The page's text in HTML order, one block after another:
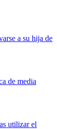
a su hija de
de media
utilizar el